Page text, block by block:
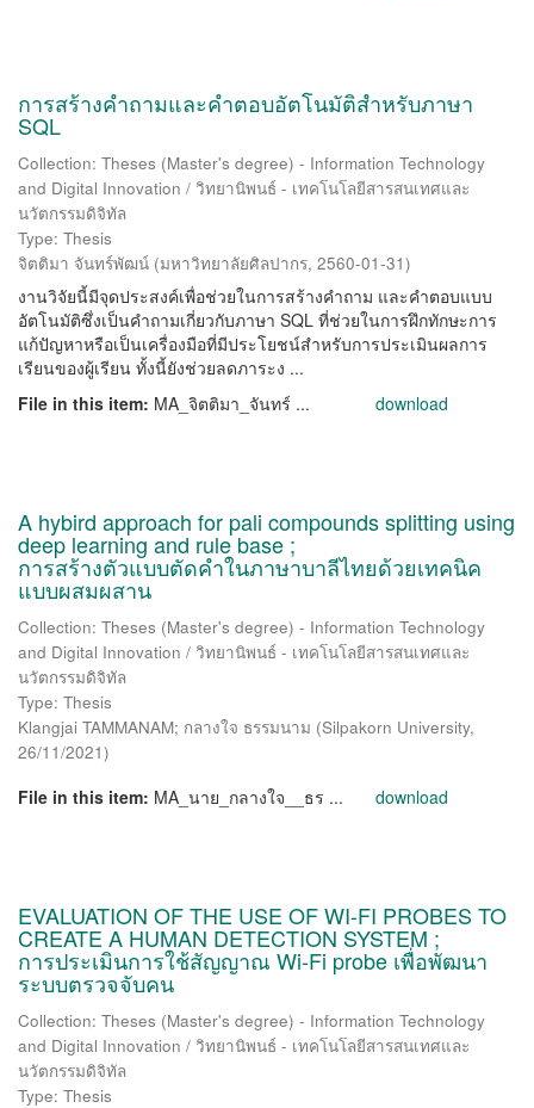
การสร้างคำถามและคำตอบอัตโนมัติสำหรับภาษา
SQL
Collection: Theses (Master's degree) - Information Technology
and Digital Innovation / วิทยานิพนธ์ - เทคโนโลยีสารสนเทศและ
นวัตกรรมดิจิทัล
Type: Thesis
จิตติมา จันทร์พัฒน์ (มหาวิทยาลัยศิลปากร, 2560-01-31)
งานวิจัยนี้มีจุดประสงค์เพื่อช่วยในการสร้างคำถาม และคำตอบแบบ
อัตโนมัติซึ่งเป็นคำถามเกี่ยวกับภาษา SQL ที่ช่วยในการฝึกทักษะการ
แก้ปัญหาหรือเป็นเครื่องมือที่มีประโยชน์สำหรับการประเมินผลการ
เรียนของผู้เรียน ทั้งนี้ยังช่วยลดภาระง ...
File in this item: MA_จิตติมา_จันทร์ ... download
A hybird approach for pali compounds splitting using
deep learning and rule base ;
การสร้างตัวแบบตัดคำในภาษาบาลีไทยด้วยเทคนิค
แบบผสมผสาน
Collection: Theses (Master's degree) - Information Technology
and Digital Innovation / วิทยานิพนธ์ - เทคโนโลยีสารสนเทศและ
นวัตกรรมดิจิทัล
Type: Thesis
Klangjai TAMMANAM; กลางใจ ธรรมนาม (Silpakorn University,
26/11/2021)
File in this item: MA_นาย_กลางใจ__ธร ... download
EVALUATION OF THE USE OF WI-FI PROBES TO
CREATE A HUMAN DETECTION SYSTEM ;
การประเมินการใช้สัญญาณ Wi-Fi probe เพื่อพัฒนา
ระบบตรวจจับคน
Collection: Theses (Master's degree) - Information Technology
and Digital Innovation / วิทยานิพนธ์ - เทคโนโลยีสารสนเทศและ
นวัตกรรมดิจิทัล
Type: Thesis